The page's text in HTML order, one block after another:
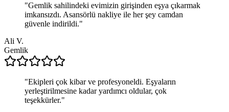
"Gemlik sahilindeki evimizin girişinden eşya çıkarmak
imkansızdı. Asansörlü nakliye ile her şey camdan
güvenle indirildi."
Ali V.
Gemlik
"Ekipleri çok kibar ve profesyoneldi. Eşyaların
yerleştirilmesine kadar yardımcı oldular, çok
teşekkürler."